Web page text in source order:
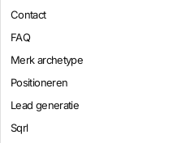
Contact
FAQ
Merk archetype
Positioneren
Lead generatie
Sqrl